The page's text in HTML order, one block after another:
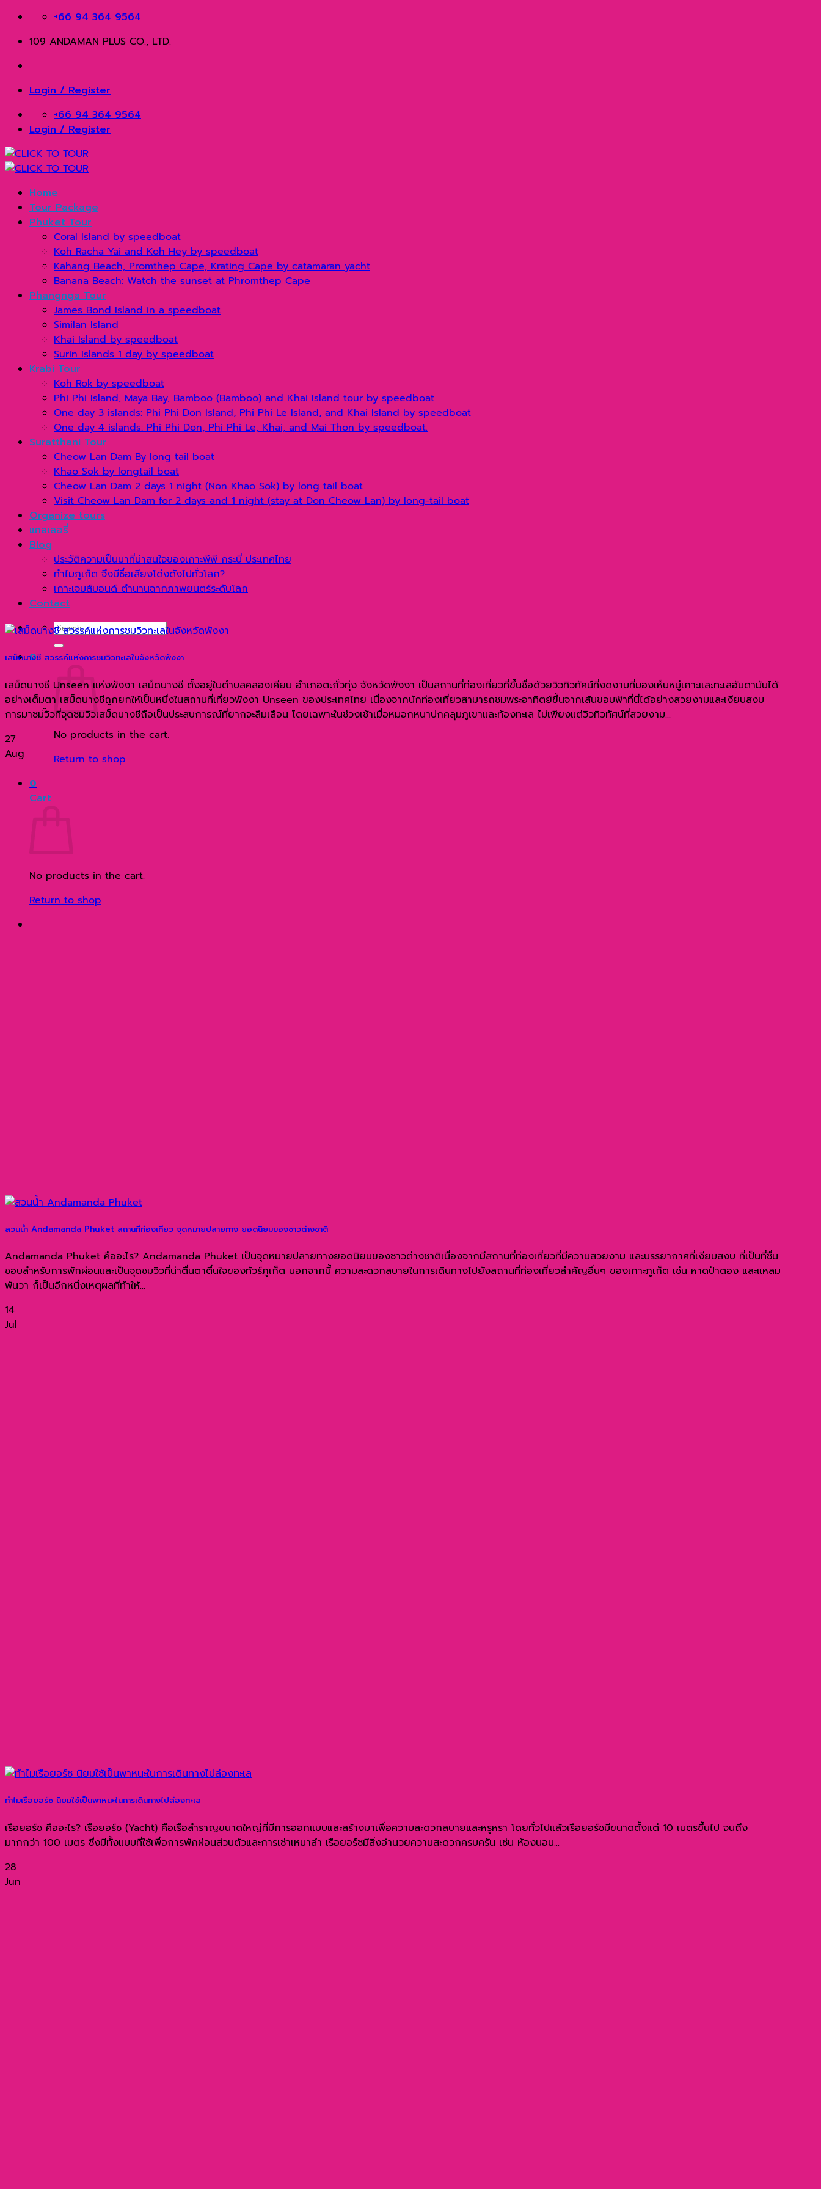
Skip
content
+66 94 364 9564
109 ANDAMAN PLUS CO., LTD.
Login / Register
+66 94 364 9564
Login / Register
Home
Tour Package
Phuket Tour
Coral Island by speedboat
Koh Racha Yai and Koh Hey by speedboat
Kahang Beach, Promthep Cape, Krating Cape by catamaran yacht
Banana Beach: Watch the sunset at Phromthep Cape
Phangnga Tour
James Bond Island in a speedboat
Similan Island
Khai Island by speedboat
Surin Islands 1 day by speedboat
Krabi Tour
Koh Rok by speedboat
Phi Phi Island, Maya Bay, Bamboo (Bamboo) and Khai Island tour by speedboat
One day 3 islands: Phi Phi Don Island, Phi Phi Le Island, and Khai Island by speedboat
One day 4 islands: Phi Phi Don, Phi Phi Le, Khai, and Mai Thon by speedboat.
Suratthani Tour
Cheow Lan Dam By long tail boat
Khao Sok by longtail boat
Cheow Lan Dam 2 days 1 night (Non Khao Sok) by long tail boat
Visit Cheow Lan Dam for 2 days and 1 night (stay at Don Cheow Lan) by long-tail boat
Organize tours
แกลเลอรี่
Blog
ประวัติความเป็นมาที่น่าสนใจของเกาะพีพี กระบี่ ประเทศไทย
ทำไมภูเก็ต จึงมีชื่อเสียงโด่งดังไปทั่วโลก?
เกาะเจมส์บอนด์ ตำนานฉากภาพยนตร์ระดับโลก
Contact
Search
for:
0
No products in the cart.
Return to shop
0
Cart
No products in the cart.
Return to shop
เสม็ดนางชี สวรรค์แห่งการชมวิวทะเลในจังหวัดพังงา
เสม็ดนางชี Unseen แห่งพังงา เสม็ดนางชี ตั้งอยู่ในตำบลคลองเคียน อำเภอตะกั่วทุ่ง จังหวัดพังงา เป็นสถานที่ท่องเที่ยวที่ขึ้นชื่อด้วยวิวทิวทัศน์ที่งดงามที่มองเห็นหมู่เกาะและทะเลอันดามันได้
อย่างเต็มตา เสม็ดนางชีถูกยกให้เป็นหนึ่งในสถานที่เที่ยวพังงา Unseen ของประเทศไทย เนื่องจากนักท่องเที่ยวสามารถชมพระอาทิตย์ขึ้นจากเส้นขอบฟ้าที่นี่ได้อย่างสวยงามและเงียบสงบ
การมาชมวิวที่จุดชมวิวเสม็ดนางชีถือเป็นประสบการณ์ที่ยากจะลืมเลือน โดยเฉพาะในช่วงเช้าเมื่อหมอกหนาปกคลุมภูเขาและท้องทะเล ไม่เพียงแต่วิวทิวทัศน์ที่สวยงาม...
27
Aug
สวนน้ำ Andamanda Phuket สถานที่ท่องเที่ยว จุดหมายปลายทาง ยอดนิยมของชาวต่างชาติ
Andamanda Phuket คืออะไร? Andamanda Phuket เป็นจุดหมายปลายทางยอดนิยมของชาวต่างชาติเนื่องจากมีสถานที่ท่องเที่ยวที่มีความสวยงาม และบรรยากาศที่เงียบสงบ ที่เป็นที่ชื่น
ชอบสำหรับการพักผ่อนและเป็นจุดชมวิวที่น่าตื่นตาตื่นใจของทัวร์ภูเก็ต นอกจากนี้ ความสะดวกสบายในการเดินทางไปยังสถานที่ท่องเที่ยวสำคัญอื่นๆ ของเกาะภูเก็ต เช่น หาดป่าตอง และแหลม
พันวา ก็เป็นอีกหนึ่งเหตุผลที่ทำให้...
14
Jul
ทำไมเรือยอร์ช นิยมใช้เป็นพาหนะในการเดินทางไปล่องทะเล
เรือยอร์ช คืออะไร? เรือยอร์ช (Yacht) คือเรือสำราญขนาดใหญ่ที่มีการออกแบบและสร้างมาเพื่อความสะดวกสบายและหรูหรา โดยทั่วไปแล้วเรือยอร์ชมีขนาดตั้งแต่ 10 เมตรขึ้นไป จนถึง
มากกว่า 100 เมตร ซึ่งมีทั้งแบบที่ใช้เพื่อการพักผ่อนส่วนตัวและการเช่าเหมาลำ เรือยอร์ชมีสิ่งอำนวยความสะดวกครบครัน เช่น ห้องนอน...
28
Jun